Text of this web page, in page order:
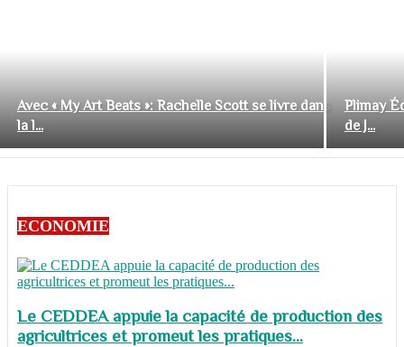
Avec « My Art Beats »: Rachelle Scott se livre dans
la l...
Plimay
de J...
ECONOMIE
Le CEDDEA appuie la capacité de production des
agricultrices et promeut les pratiques...